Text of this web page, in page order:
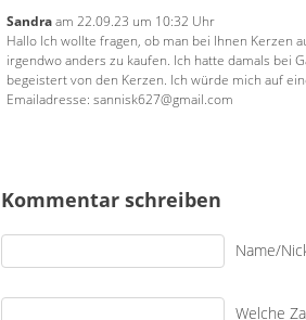
Sandraam 22.09.23 um 10:32 Uhr
Hallo Ich wollte fragen, ob man bei Ihnen Kerzen
irgendwo anders zu kaufen. Ich hatte damals bei
begeistert von den Kerzen. Ich würde mich auf
Emailadresse: sannisk627@gmail.com
Kommentar schreiben
Name/
Welche